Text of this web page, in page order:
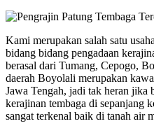
Kami merupakan salah satu
bidang bidang pengadaan
berasal dari Tumang, Cepogo,
daerah Boyolali merupakan
Jawa Tengah, jadi tak heran jika
kerajinan tembaga di sepanjang
sangat terkenal baik di tanah air